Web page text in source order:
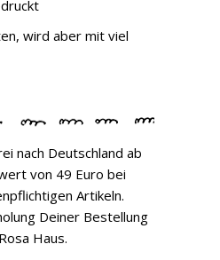
wird aber mit viel
nach Deutschland ab
von 49 Euro bei
Artikeln.
Deiner Bestellung
Haus.